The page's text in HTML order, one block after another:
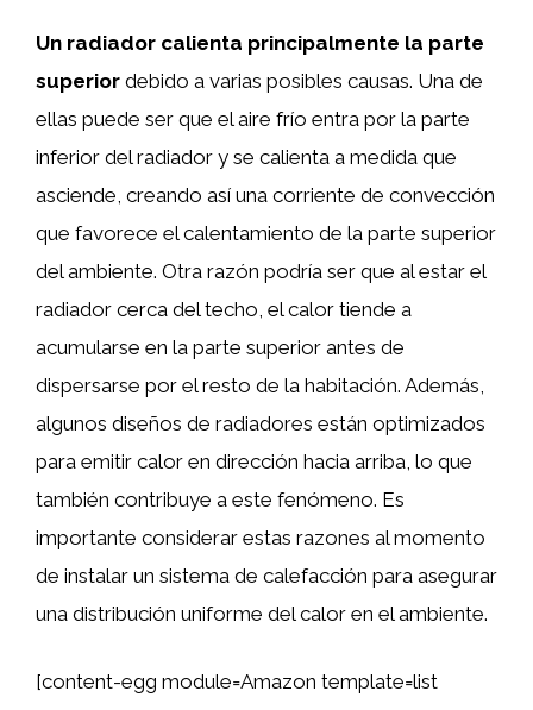
Un radiador calienta principalmente la parte
superior debido a varias posibles causas. Una de
ellas puede ser que el aire frío entra por la parte
inferior del radiador y se calienta a medida que
asciende, creando así una corriente de convección
que favorece el calentamiento de la parte superior
del ambiente. Otra razón podría ser que al estar el
radiador cerca del techo, el calor tiende a
acumularse en la parte superior antes de
dispersarse por el resto de la habitación. Además,
algunos diseños de radiadores están optimizados
para emitir calor en dirección hacia arriba, lo que
también contribuye a este fenómeno. Es
importante considerar estas razones al momento
de instalar un sistema de calefacción para asegurar
una distribución uniforme del calor en el ambiente.
[content-egg module=Amazon template=list